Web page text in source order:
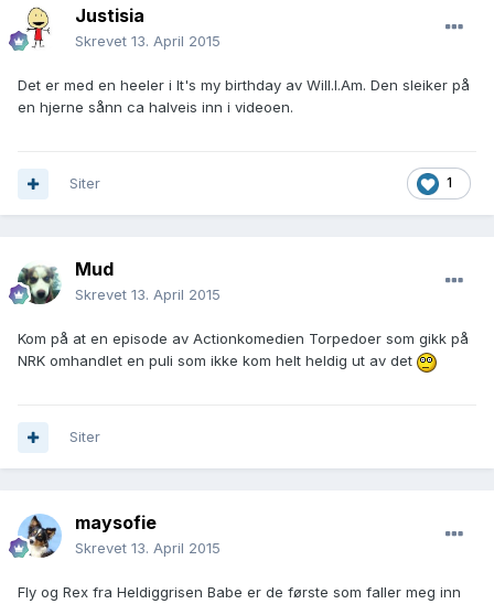
Justisia
Skrevet 13. April 2015
Det er med en heeler i It's my birthday av Will.I.Am. Den sleiker på
en hjerne sånn ca halveis inn i videoen.
1
Siter
Mud
Skrevet 13. April 2015
Kom på at en episode av Actionkomedien Torpedoer som gikk på
NRK omhandlet en puli som ikke kom helt heldig ut av det
Siter
maysofie
Skrevet 13. April 2015
Fly og Rex fra Heldiggrisen Babe er de første som faller meg inn